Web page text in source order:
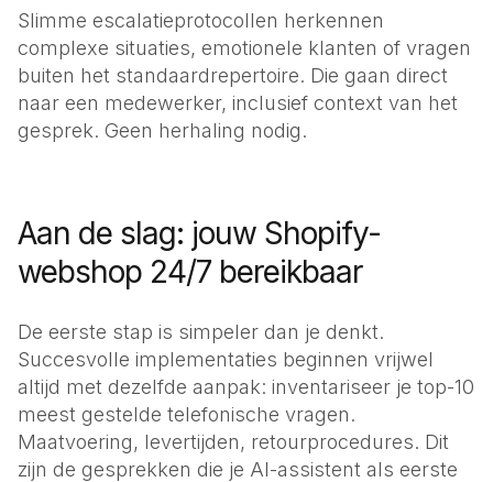
Slimme escalatieprotocollen herkennen
complexe situaties, emotionele klanten of vragen
buiten het standaardrepertoire. Die gaan direct
naar een medewerker, inclusief context van het
gesprek. Geen herhaling nodig.
Aan de slag: jouw Shopify-
webshop 24/7 bereikbaar
De eerste stap is simpeler dan je denkt.
Succesvolle implementaties beginnen vrijwel
altijd met dezelfde aanpak: inventariseer je top-10
meest gestelde telefonische vragen.
Maatvoering, levertijden, retourprocedures. Dit
zijn de gesprekken die je AI-assistent als eerste